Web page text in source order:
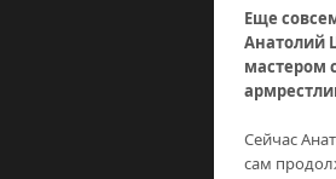
Еще
Анатолий
мастером
Сейчас
сам